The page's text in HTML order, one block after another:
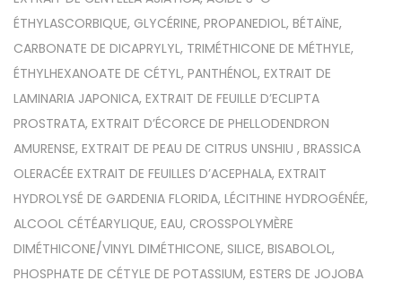
ÉTHYLASCORBIQUE, GLYCÉRINE, PROPANEDIOL, BÉTAÏNE,
CARBONATE DE DICAPRYLYL, TRIMÉTHICONE DE MÉTHYLE,
ÉTHYLHEXANOATE DE CÉTYL, PANTHÉNOL, EXTRAIT DE
LAMINARIA JAPONICA, EXTRAIT DE FEUILLE D’ECLIPTA
PROSTRATA, EXTRAIT D’ÉCORCE DE PHELLODENDRON
AMURENSE, EXTRAIT DE PEAU DE CITRUS UNSHIU , BRASSICA
OLERACÉE EXTRAIT DE FEUILLES D’ACEPHALA, EXTRAIT
HYDROLYSÉ DE GARDENIA FLORIDA, LÉCITHINE HYDROGÉNÉE,
ALCOOL CÉTÉARYLIQUE, EAU, CROSSPOLYMÈRE
DIMÉTHICONE/VINYL DIMÉTHICONE, SILICE, BISABOLOL,
PHOSPHATE DE CÉTYLE DE POTASSIUM, ESTERS DE JOJOBA